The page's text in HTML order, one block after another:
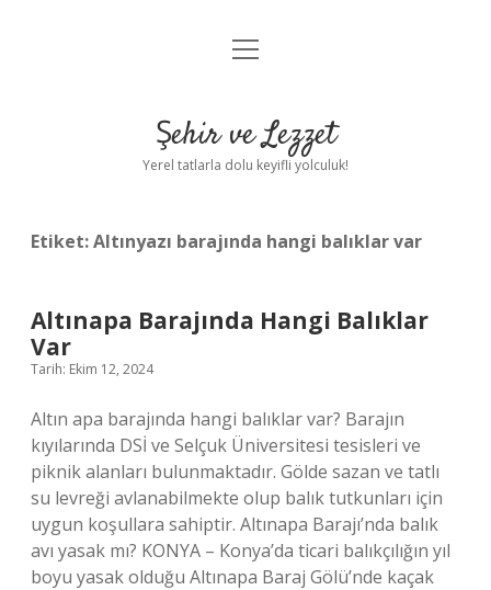
Anasayfa
Yasal Uyarı
menüyü
Şehir ve Lezzet
Yerel tatlarla dolu keyifli yolculuk!
Etiket:Altınyazı barajında hangi balıklar var
Altınapa Barajında Hangi Balıklar
Var
Tarih: Ekim 12, 2024
Altın apa barajında hangi balıklar var? Barajın
kıyılarında DSİ ve Selçuk Üniversitesi tesisleri ve
piknik alanları bulunmaktadır. Gölde sazan ve tatlı
su levreği avlanabilmekte olup balık tutkunları için
uygun koşullara sahiptir. Altınapa Barajı’nda balık
avı yasak mı? KONYA – Konya’da ticari balıkçılığın yıl
boyu yasak olduğu Altınapa Baraj Gölü’nde kaçak